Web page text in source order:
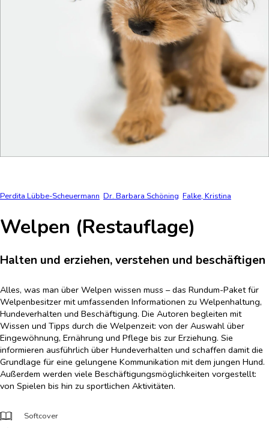
Perdita Lübbe-Scheuermann Dr. Barbara Schöning Falke, Kristina
Welpen (Restauflage)
Halten und erziehen, verstehen und beschäftigen
Alles, was man über Welpen wissen muss – das Rundum-Paket für
Welpenbesitzer mit umfassenden Informationen zu Welpenhaltung,
Hundeverhalten und Beschäftigung. Die Autoren begleiten mit
Wissen und Tipps durch die Welpenzeit: von der Auswahl über
Eingewöhnung, Ernährung und Pflege bis zur Erziehung. Sie
informieren ausführlich über Hundeverhalten und schaffen damit die
Grundlage für eine gelungene Kommunikation mit dem jungen Hund.
Außerdem werden viele Beschäftigungsmöglichkeiten vorgestellt:
von Spielen bis hin zu sportlichen Aktivitäten.
Softcover